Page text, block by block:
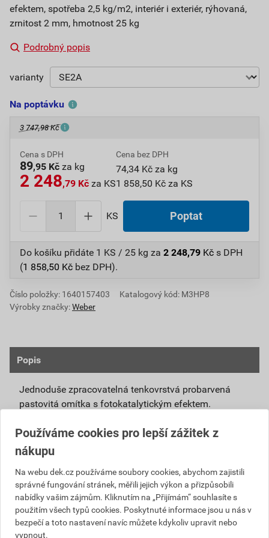
efektem, spotřeba 2,5 kg/m2, interiér i exteriér, rýhovaná,
zrnitost 2 mm, hmotnost 25 kg
Podrobný popis
varianty
Na poptávku
3 747,98 Kč
Cena s DPH
89,95 Kč za kg
2 248,79 Kč za KS
Cena bez DPH
74,34 Kč za kg
1 858,50 Kč za KS
KS Poptat
Do košíku přidáte 1 KS / 25 kg za 2 248,79 Kč s DPH
(1 858,50 Kč bez DPH).
Číslo položky: 1640157403
Katalogový kód: M3HP8
Výrobky značky:Weber
Popis
Jednoduše zpracovatelná tenkovrstvá probarvená
pastovitá omítka s fotokatalytickým efektem.
Připravená k přímému použití se systémovou
penetrací weberpas podklad UNI nebo weberpas
podklad S.
Díky modifikovanému silikátovému pojivu má
omítka weberpas extraClean active vlastnosti
blízké silikátové omítce, není však tak citlivá na
klimatické podmínky při zpracování a zrání.
Unikátní receptura omítky weberpas extraClean
Používáme cookies pro lepší zážitek z
nákupu
Na webu dek.cz používáme soubory cookies, abychom zajistili
správné fungování stránek, měřili jejich výkon a přizpůsobili
nabídky vašim zájmům. Kliknutím na „Přijímám“ souhlasíte s
použitím všech typů cookies. Poskytnuté informace jsou u nás v
bezpečí a toto nastavení navíc můžete kdykoliv upravit nebo
vypnout.